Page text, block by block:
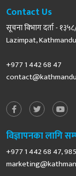
Contact Us
सूचना विभाग दर्ता -
Lazimpat,
+977 1 442 68 47
विज्ञापनका लागि
+977 1 442 68 47,